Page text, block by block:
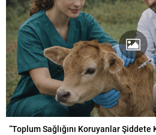
“Toplum Sağlığını Koruyanlar